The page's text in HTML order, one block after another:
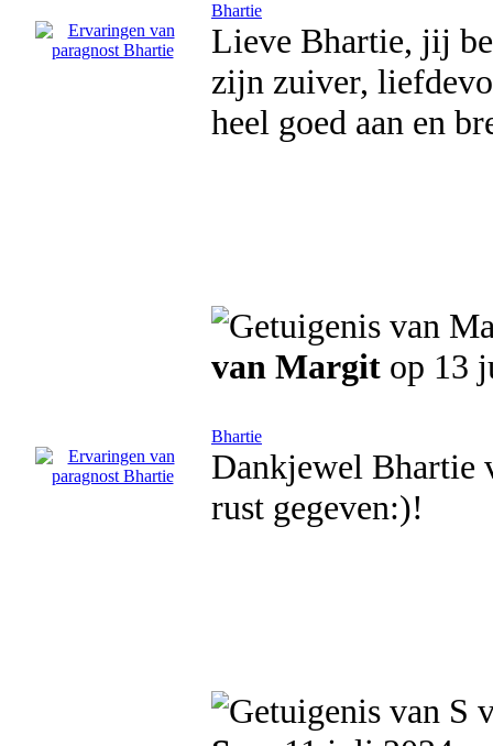
Bhartie
Lieve Bhartie, jij
zijn zuiver,
heel goed aan en
van Margit op 13
Bhartie
Dankjewel Bhartie
rust gegeven:)!